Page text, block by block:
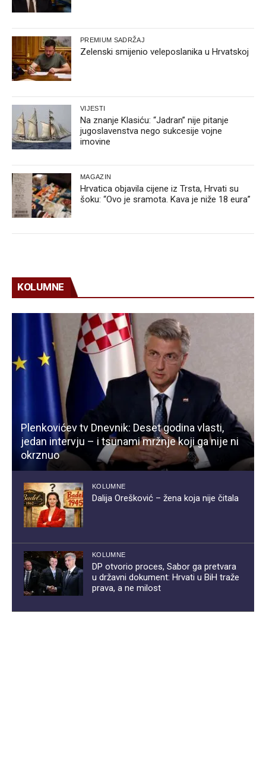
PREMIUM SADRŽAJ
Zelenski smijenio veleposlanika u Hrvatskoj
VIJESTI
Na znanje Klasiću: “Jadran” nije pitanje
jugoslavenstva nego sukcesije vojne
imovine
MAGAZIN
Hrvatica objavila cijene iz Trsta, Hrvati su
šoku: “Ovo je sramota. Kava je niže 18 eura”
KOLUMNE
Plenkovićev tv Dnevnik: Deset godina vlasti,
jedan intervju – i tsunami mržnje koji ga nije ni
okrznuo
KOLUMNE
Dalija Orešković – žena koja nije čitala
KOLUMNE
DP otvorio proces, Sabor ga pretvara
u državni dokument: Hrvati u BiH traže
prava, a ne milost